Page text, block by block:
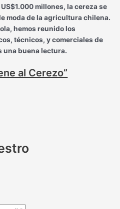
millones, la cereza se
moda de la agricultura chilena.
hemos reunido los
técnicos, y comerciales de
una buena lectura.
al Cerezo”